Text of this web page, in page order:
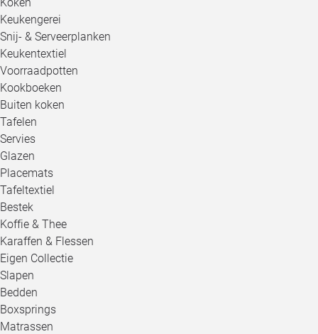
Keukengerei
Snij- & Serveerplanken
Keukentextiel
Voorraadpotten
Kookboeken
Buiten koken
Tafelen
Servies
Glazen
Placemats
Tafeltextiel
Bestek
Koffie & Thee
Karaffen & Flessen
Eigen Collectie
Slapen
Bedden
Boxsprings
Matrassen